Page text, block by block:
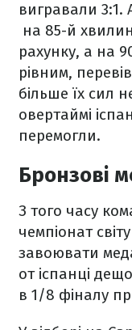
вигравали 3:1.
на 85-й
рахунку, а на
рівним,
більше їх сил
овертаймі
перемогли.
Бронзові
З того часу
чемпіонат
завоювати
от іспанці
в 1/8 фіналу